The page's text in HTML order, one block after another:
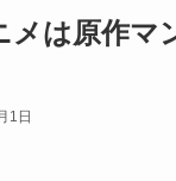
メは原作
1日